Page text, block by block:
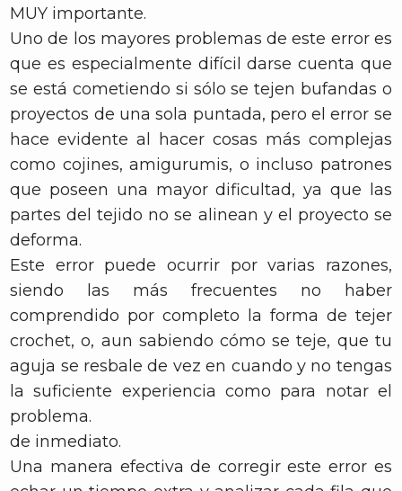
MUY importante.
Uno de los mayores problemas de este error es
que es especialmente difícil darse cuenta que
se está cometiendo si sólo se tejen bufandas o
proyectos de una sola puntada, pero el error se
hace evidente al hacer cosas más complejas
como cojines, amigurumis, o incluso patrones
que poseen una mayor dificultad, ya que las
partes del tejido no se alinean y el proyecto se
deforma.
Este error puede ocurrir por varias razones,
siendo las más frecuentes no haber
comprendido por completo la forma de tejer
crochet, o, aun sabiendo cómo se teje, que tu
aguja se resbale de vez en cuando y no tengas
la suficiente experiencia como para notar el
problema.
de inmediato.
Una manera efectiva de corregir este error es